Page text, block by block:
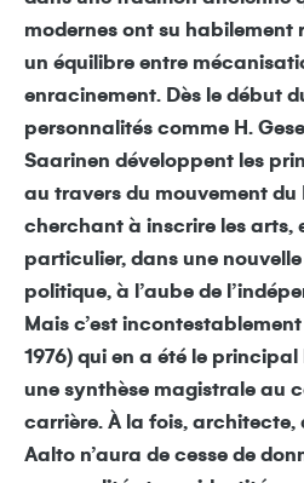
modernes ont su habilement
un équilibre entre
enracinement. Dès le début
personnalités comme H.
Saarinen développent les
au travers du mouvement
cherchant à inscrire les arts,
particulier, dans une
politique, à l’aube de
Mais c’est
1976) qui en a été le
une synthèse magistrale au
carrière. À la fois, architecte,
Aalto n’aura de cesse de